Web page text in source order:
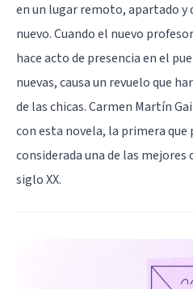
en un lugar remoto, apartado y
nuevo. Cuando el nuevo
hace acto de presencia en el
nuevas, causa un revuelo que
de las chicas. Carmen Martín
con esta novela, la primera que
considerada una de las
siglo XX.